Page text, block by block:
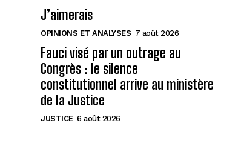
J’aimerais
OPINIONS ET ANALYSES 7 août 2026
Fauci visé par un outrage au
Congrès : le silence
constitutionnel arrive au ministère
de la Justice
JUSTICE 6 août 2026